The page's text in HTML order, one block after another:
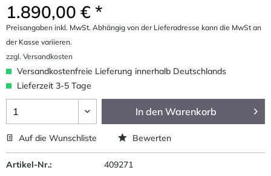
1.890,00 € *
Preisangaben inkl. MwSt. Abhängig von der Lieferadresse kann die MwSt an
der Kasse variieren.
zzgl. Versandkosten
Versandkostenfreie Lieferung innerhalb Deutschlands
Lieferzeit 3-5 Tage
In den Warenkorb
Auf die Wunschliste Bewerten
Artikel-Nr.: 409271